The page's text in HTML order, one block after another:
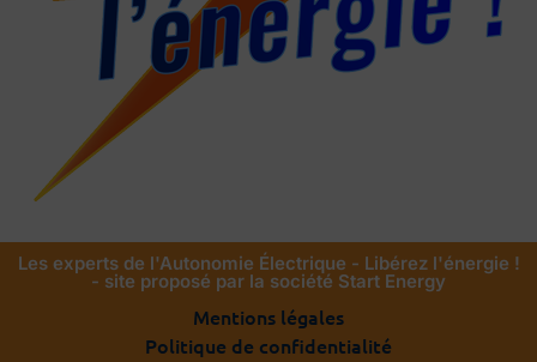
Les experts de l'Autonomie Électrique - Libérez l'énergie !
- site proposé par la société Start Energy
Mentions légales
Politique de confidentialité